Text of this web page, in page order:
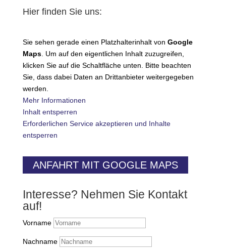
Hier finden Sie uns:
Sie sehen gerade einen Platzhalterinhalt von Google
Maps. Um auf den eigentlichen Inhalt zuzugreifen,
klicken Sie auf die Schaltfläche unten. Bitte beachten
Sie, dass dabei Daten an Drittanbieter weitergegeben
werden.
Mehr Informationen
Inhalt entsperren
Erforderlichen Service akzeptieren und Inhalte
entsperren
ANFAHRT MIT GOOGLE MAPS
Interesse? Nehmen Sie Kontakt
auf!
Vorname
Nachname